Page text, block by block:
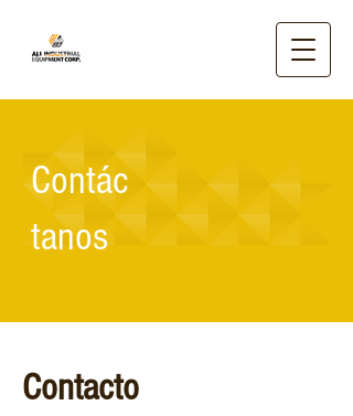
Contác
tanos
Contacto